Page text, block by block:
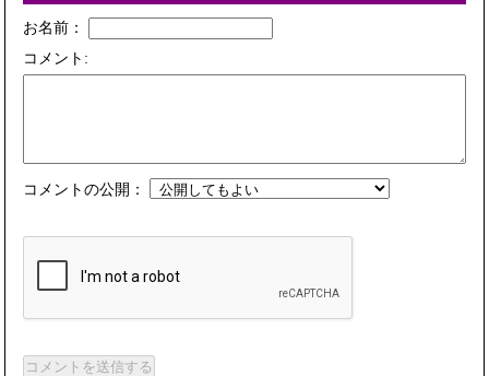
お名前：
コメント:
コメントの公開：
コメントを送信する